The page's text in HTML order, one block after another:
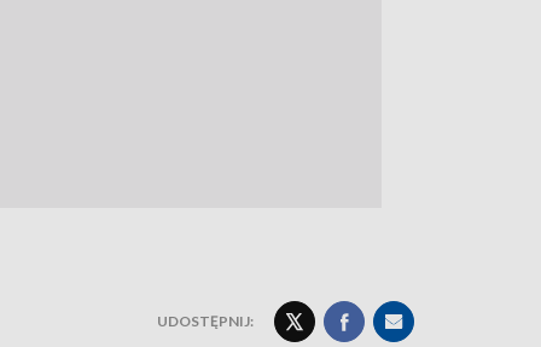
UDOSTĘPNIJ: